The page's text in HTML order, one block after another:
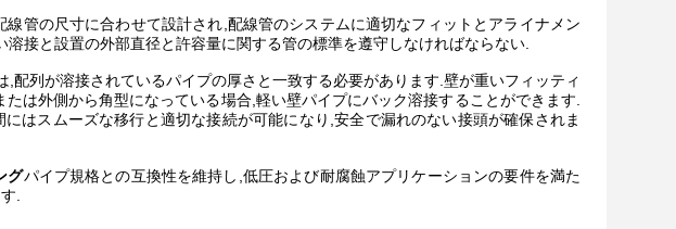
線管の尺寸に合わせて設計され,配線管のシステムに適切なフィットとアライナメン
溶接と設置の外部直径と許容量に関する管の標準を遵守しなければならない.
配列が溶接されているパイプの厚さと一致する必要があります.壁が重いフィッティ
は外側から角型になっている場合,軽い壁パイプにバック溶接することができます.
はスムーズな移行と適切な接続が可能になり,安全で漏れのない接頭が確保されま
グパイプ規格との互換性を維持し,低圧および耐腐蝕アプリケーションの要件を満た
.